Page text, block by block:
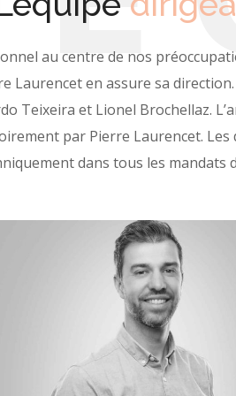
au centre de nos
Laurencet en assure sa
Teixeira et Lionel Brochellaz.
par Pierre Laurencet.
dans tous les mandats